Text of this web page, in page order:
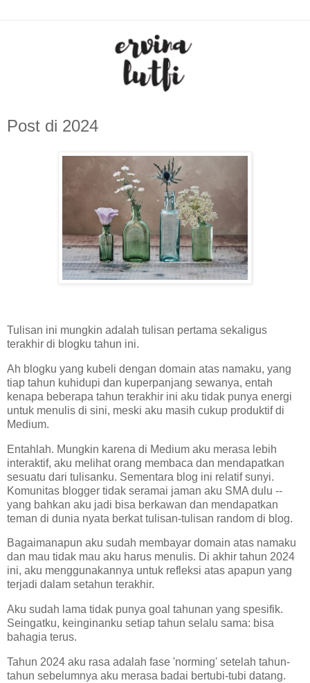
Post di 2024
Tulisan ini mungkin adalah tulisan pertama sekaligus
terakhir di blogku tahun ini.
Ah blogku yang kubeli dengan domain atas namaku, yang
tiap tahun kuhidupi dan kuperpanjang sewanya, entah
kenapa beberapa tahun terakhir ini aku tidak punya energi
untuk menulis di sini, meski aku masih cukup produktif di
Medium.
Entahlah. Mungkin karena di Medium aku merasa lebih
interaktif, aku melihat orang membaca dan mendapatkan
sesuatu dari tulisanku. Sementara blog ini relatif sunyi.
Komunitas blogger tidak seramai jaman aku SMA dulu --
yang bahkan aku jadi bisa berkawan dan mendapatkan
teman di dunia nyata berkat tulisan-tulisan random di blog.
Bagaimanapun aku sudah membayar domain atas namaku
dan mau tidak mau aku harus menulis. Di akhir tahun 2024
ini, aku menggunakannya untuk refleksi atas apapun yang
terjadi dalam setahun terakhir.
Aku sudah lama tidak punya goal tahunan yang spesifik.
Seingatku, keinginanku setiap tahun selalu sama: bisa
bahagia terus.
Tahun 2024 aku rasa adalah fase 'norming' setelah tahun-
tahun sebelumnya aku merasa badai bertubi-tubi datang.